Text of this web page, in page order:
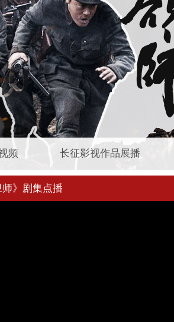
频 长征影视作品展播
》剧集点播